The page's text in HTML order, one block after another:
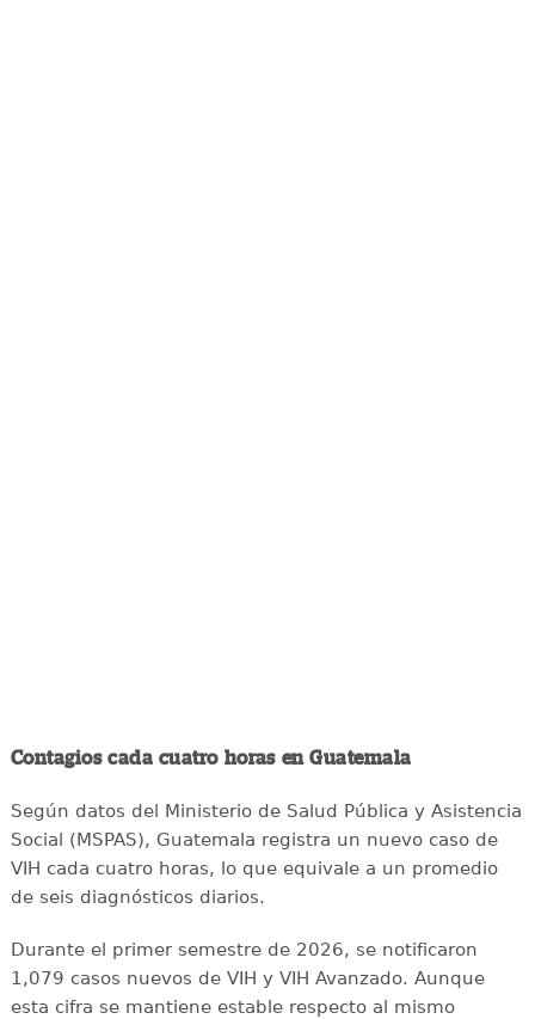
Contagios cada cuatro horas en Guatemala
Según datos del Ministerio de Salud Pública y Asistencia
Social (MSPAS), Guatemala registra un nuevo caso de
VIH cada cuatro horas, lo que equivale a un promedio
de seis diagnósticos diarios.
Durante el primer semestre de 2026, se notificaron
1,079 casos nuevos de VIH y VIH Avanzado. Aunque
esta cifra se mantiene estable respecto al mismo